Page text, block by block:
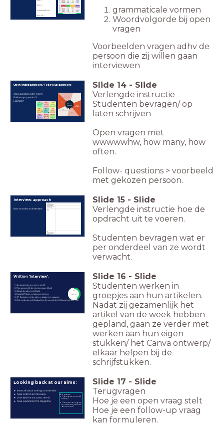
grammaticale vormen
Woordvolgorde bij open
vragen
Voorbeelden vragen adhv de
persoon die zij willen gaan
interviewen
Open-ended questions/ Follow up questions
Ask a question with 'when'
Follow-up question?
Example?
Slide 14 - Slide
Verlengde instructie
Studenten bevragen/ op
laten schrijven
Open vragen met
wwwwwhw, how many, how
often.
Follow- questions > voorbeeld
met gekozen persoon.
Interview: approach
How to write an interview
Slide 15 - Slide
Verlengde instructie hoe de
opdracht uit te voeren.
Studenten bevragen wat er
per onderdeel van ze wordt
verwacht.
Writing 'Interview':
Als groep beslis over wie je schrijft
Plan gezamenlijk de interviewvragen (Word)
Gebruik de rubric (schrijfhulp)
Duidelijk? Begin met plannen/ schrijven
Af? Controleer met de rubric en plaats in je magazine
Werk verder aan schrijfopdrachten die nog niet af zijn/ Canva/ zoek foto's etc.
30:00
Slide 16 - Slide
Studenten werken in
groepjes aan hun artikelen.
Nadat zij gezamenlijk het
artikel van de week hebben
gepland, gaan ze verder met
werken aan hun eigen
stukken/ het Canva ontwerp/
elkaar helpen bij de
schrijfstukken.
Looking back at our aims:
know all about writing an interview
have written an interview
checked the success criteria
have worked on the magazine
As a group:
How far are you with
writing ?
How are you going
to make sure it will be
done in time?
Slide 17 - Slide
Terugvragen
Hoe je een open vraag stelt
Hoe je een follow-up vraag
kan formuleren.